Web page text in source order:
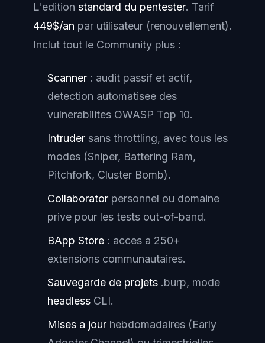
L'edition standard du pentester. Tarif
449$/an par utilisateur (renouvellement).
Inclut tout le Community plus :
Scanner : audit passif et actif,
detection automatisee des
vulnerabilites OWASP Top 10.
Intruder sans throttling, avec tous les
modes (Sniper, Battering Ram,
Pitchfork, Cluster Bomb).
Collaborator personnel ou domaine
prive pour les tests out-of-band.
BApp Store : acces a 250+
extensions communautaires.
Sauvegarde de projets .burp, mode
headless CLI.
Mises a jour hebdomadaires (Early